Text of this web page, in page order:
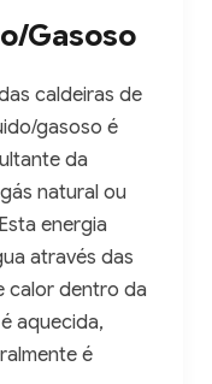
Gasoso
caldeiras de
gasoso é
da
natural ou
energia
através das
calor dentro da
aquecida,
é